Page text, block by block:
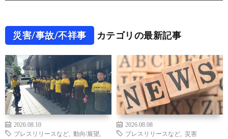
災害/事故/不祥事 カテゴリの最新記事
2026.08.10
プレスリリースなど
動向/展望
2026.08.08
プレスリリースなど
災害